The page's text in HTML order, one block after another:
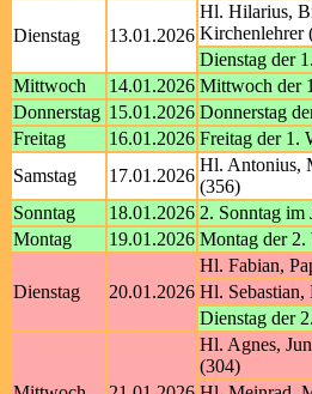
Dienstag 13.01.2026
Hl. Hilarius,
Kirchenlehrer
Dienstag der
Mittwoch
14.01.2026 Mittwoch der
Donnerstag 15.01.2026 Donnerstag
Freitag
16.01.2026 Freitag der 1.
Samstag
17.01.2026
Hl. Antonius,
(356)
Sonntag
18.01.2026 2. Sonntag im
Montag
19.01.2026 Montag der 2.
Dienstag 20.01.2026
Hl. Fabian,
Hl.
Dienstag der
Hl. Agnes,
(304)